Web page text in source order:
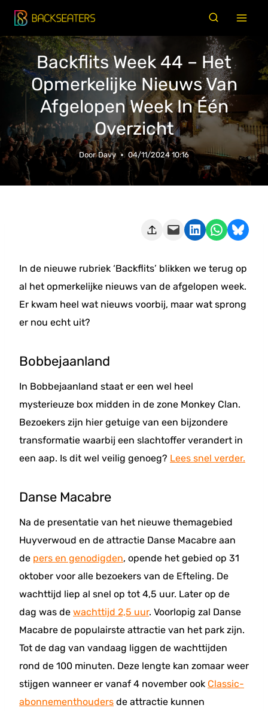
Doorgaan
naar
inhoud
Backflits Week 44 – Het
Opmerkelijke Nieuws Van
Afgelopen Week In Één
Overzicht
Door Davy 04/11/2024 10:16
Deze pagina e-mailen Delen op LinkedIn Delen via WhatsApp Share on Bluesky
In de nieuwe rubriek ‘Backflits’ blikken we terug op
al het opmerkelijke nieuws van de afgelopen week.
Er kwam heel wat nieuws voorbij, maar wat sprong
er nou echt uit?
Bobbejaanland
In Bobbejaanland staat er een wel heel
mysterieuze box midden in de zone Monkey Clan.
Bezoekers zijn hier getuige van een bijzondere
transformatie waarbij een slachtoffer verandert in
een aap. Is dit wel veilig genoeg? Lees snel verder.
Danse Macabre
Na de presentatie van het nieuwe themagebied
Huyverwoud en de attractie Danse Macabre aan
de pers en genodigden, opende het gebied op 31
oktober voor alle bezoekers van de Efteling. De
wachttijd liep al snel op tot 4,5 uur. Later op de
dag was de wachttijd 2,5 uur. Voorlopig zal Danse
Macabre de populairste attractie van het park zijn.
Tot de dag van vandaag liggen de wachttijden
rond de 100 minuten. Deze lengte kan zomaar weer
stijgen wanneer er vanaf 4 november ook Classic-
abonnementhouders de attractie kunnen